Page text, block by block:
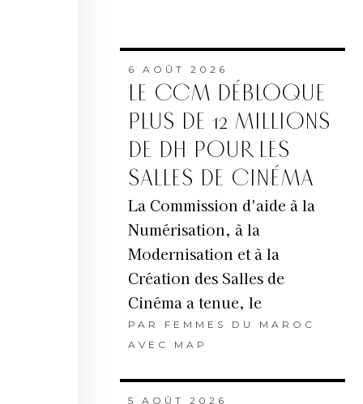
6 AOÛT 2026
LE CCM DÉBLOQUE
PLUS DE 12 MILLIONS
DE DH POUR LES
SALLES DE CINÉMA
La Commission d'aide à la
Numérisation, à la
Modernisation et à la
Création des Salles de
Cinéma a tenue, le
PAR FEMMES DU MAROC
AVEC MAP
5 AOÛT 2026